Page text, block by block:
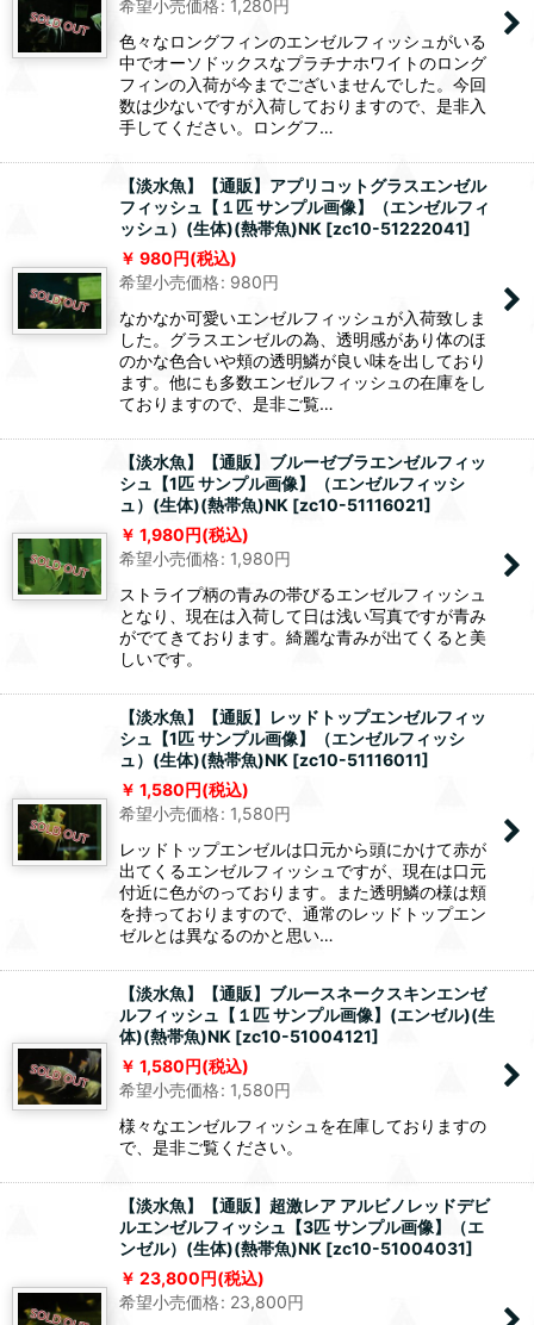
希望小売価格: 1,280円
色々なロングフィンのエンゼルフィッシュがいる
中でオーソドックスなプラチナホワイトのロング
フィンの入荷が今までございませんでした。今回
数は少ないですが入荷しておりますので、是非入
手してください。ロングフ…
【淡水魚】【通販】アプリコットグラスエンゼル
フィッシュ【１匹 サンプル画像】（エンゼルフィ
ッシュ）(生体)(熱帯魚)NK [zc10-51222041]
980円(税込)
希望小売価格: 980円
なかなか可愛いエンゼルフィッシュが入荷致しま
した。グラスエンゼルの為、透明感があり体のほ
のかな色合いや頬の透明鱗が良い味を出しており
ます。他にも多数エンゼルフィッシュの在庫をし
ておりますので、是非ご覧…
【淡水魚】【通販】ブルーゼブラエンゼルフィッ
シュ【1匹 サンプル画像】（エンゼルフィッシ
ュ）(生体)(熱帯魚)NK [zc10-51116021]
1,980円(税込)
希望小売価格: 1,980円
ストライプ柄の青みの帯びるエンゼルフィッシュ
となり、現在は入荷して日は浅い写真ですが青み
がでてきております。綺麗な青みが出てくると美
しいです。
【淡水魚】【通販】レッドトップエンゼルフィッ
シュ【1匹 サンプル画像】（エンゼルフィッシ
ュ）(生体)(熱帯魚)NK [zc10-51116011]
1,580円(税込)
希望小売価格: 1,580円
レッドトップエンゼルは口元から頭にかけて赤が
出てくるエンゼルフィッシュですが、現在は口元
付近に色がのっております。また透明鱗の様は頬
を持っておりますので、通常のレッドトップエン
ゼルとは異なるのかと思い…
【淡水魚】【通販】ブルースネークスキンエンゼ
ルフィッシュ【１匹 サンプル画像】(エンゼル)(生
体)(熱帯魚)NK [zc10-51004121]
1,580円(税込)
希望小売価格: 1,580円
様々なエンゼルフィッシュを在庫しておりますの
で、是非ご覧ください。
【淡水魚】【通販】超激レア アルビノレッドデビ
ルエンゼルフィッシュ【3匹 サンプル画像】（エ
ンゼル）(生体)(熱帯魚)NK [zc10-51004031]
23,800円(税込)
希望小売価格: 23,800円